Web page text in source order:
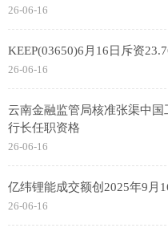
26-06-16
KEEP(03650)6月16日斥资
26-06-16
云南金融监管局核准张渠中
行长任职资格
26-06-16
亿纬锂能成交额创2025年9月
26-06-16